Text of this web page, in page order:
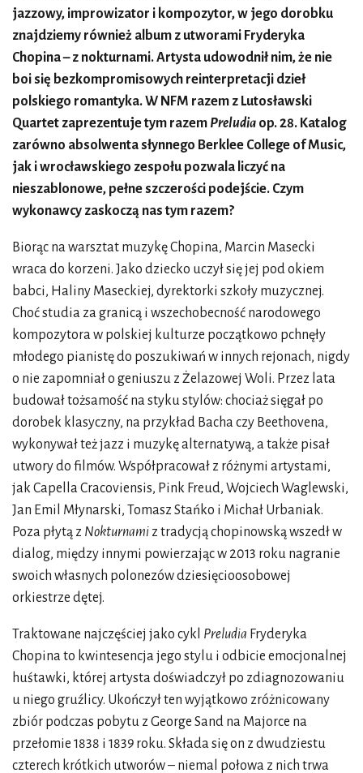
jazzowy, improwizator i kompozytor, w jego dorobku
znajdziemy również album z utworami Fryderyka
Chopina – z nokturnami. Artysta udowodnił nim, że nie
boi się bezkompromisowych reinterpretacji dzieł
polskiego romantyka. W NFM razem z Lutosławski
Quartet zaprezentuje tym razem Preludia op. 28. Katalog
zarówno absolwenta słynnego Berklee College of Music,
jak i wrocławskiego zespołu pozwala liczyć na
nieszablonowe, pełne szczerości podejście. Czym
wykonawcy zaskoczą nas tym razem?
Biorąc na warsztat muzykę Chopina, Marcin Masecki
wraca do korzeni. Jako dziecko uczył się jej pod okiem
babci, Haliny Maseckiej, dyrektorki szkoły muzycznej.
Choć studia za granicą i wszechobecność narodowego
kompozytora w polskiej kulturze początkowo pchnęły
młodego pianistę do poszukiwań w innych rejonach, nigdy
o nie zapomniał o geniuszu z Żelazowej Woli. Przez lata
budował tożsamość na styku stylów: chociaż sięgał po
dorobek klasyczny, na przykład Bacha czy Beethovena,
wykonywał też jazz i muzykę alternatywą, a także pisał
utwory do filmów. Współpracował z różnymi artystami,
jak Capella Cracoviensis, Pink Freud, Wojciech Waglewski,
Jan Emil Młynarski, Tomasz Stańko i Michał Urbaniak.
Poza płytą z Nokturnami z tradycją chopinowską wszedł w
dialog, między innymi powierzając w 2013 roku nagranie
swoich własnych polonezów dziesięcioosobowej
orkiestrze dętej.
Traktowane najczęściej jako cykl Preludia Fryderyka
Chopina to kwintesencja jego stylu i odbicie emocjonalnej
huśtawki, której artysta doświadczył po zdiagnozowaniu
u niego gruźlicy. Ukończył ten wyjątkowo zróżnicowany
zbiór podczas pobytu z George Sand na Majorce na
przełomie 1838 i 1839 roku. Składa się on z dwudziestu
czterech krótkich utworów – niemal połowa z nich trwa